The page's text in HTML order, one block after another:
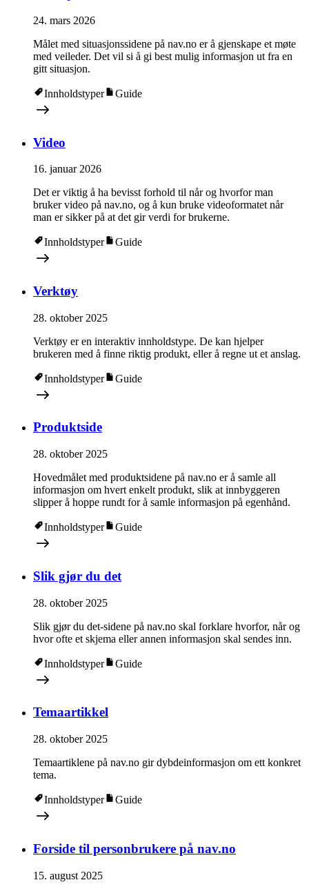
24. mars 2026
Målet med situasjonssidene på nav.no er å gjenskape et møte
med veileder. Det vil si å gi best mulig informasjon ut fra en
gitt situasjon.
Innholdstyper Guide
Video
16. januar 2026
Det er viktig å ha bevisst forhold til når og hvorfor man
bruker video på nav.no, og å kun bruke videoformatet når
man er sikker på at det gir verdi for brukerne.
Innholdstyper Guide
Verktøy
28. oktober 2025
Verktøy er en interaktiv innholdstype. De kan hjelper
brukeren med å finne riktig produkt, eller å regne ut et anslag.
Innholdstyper Guide
Produktside
28. oktober 2025
Hovedmålet med produktsidene på nav.no er å samle all
informasjon om hvert enkelt produkt, slik at innbyggeren
slipper å hoppe rundt for å samle informasjon på egenhånd.
Innholdstyper Guide
Slik gjør du det
28. oktober 2025
Slik gjør du det-sidene på nav.no skal forklare hvorfor, når og
hvor ofte et skjema eller annen informasjon skal sendes inn.
Innholdstyper Guide
Temaartikkel
28. oktober 2025
Temaartiklene på nav.no gir dybdeinformasjon om ett konkret
tema.
Innholdstyper Guide
Forside til personbrukere på nav.no
15. august 2025